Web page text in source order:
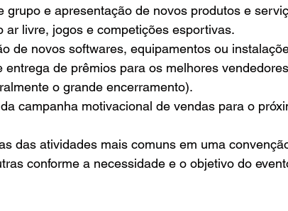
grupo e apresentação de novos produtos e
ar livre, jogos e competições esportivas.
de novos softwares, equipamentos ou
entrega de prêmios para os melhores
o grande encerramento).
campanha motivacional de vendas para o
das atividades mais comuns em uma
conforme a necessidade e o objetivo do